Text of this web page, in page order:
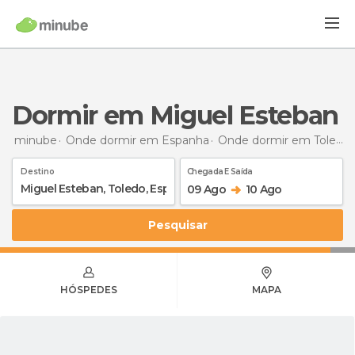
Dormir em Miguel Esteban
minube Onde dormir em Espanha Onde dormir em Toledo
Destino Chegada E Saída
09 Ago 10 Ago
Pesquisar
HÓSPEDES MAPA